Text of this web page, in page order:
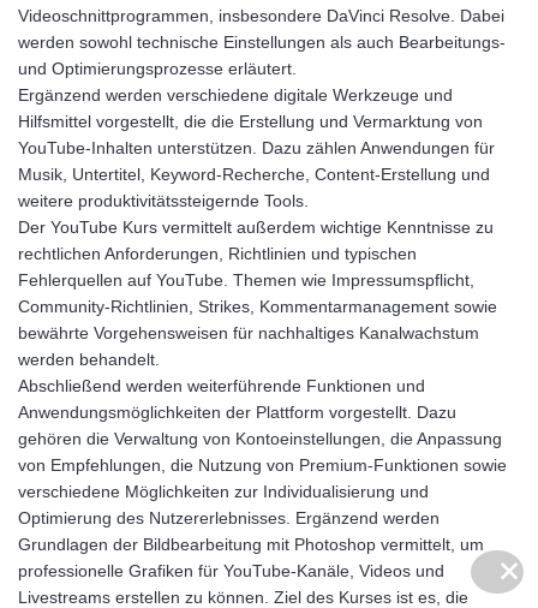
Videoschnittprogrammen, insbesondere DaVinci Resolve. Dabei
werden sowohl technische Einstellungen als auch Bearbeitungs-
und Optimierungsprozesse erläutert.
Ergänzend werden verschiedene digitale Werkzeuge und
Hilfsmittel vorgestellt, die die Erstellung und Vermarktung von
YouTube-Inhalten unterstützen. Dazu zählen Anwendungen für
Musik, Untertitel, Keyword-Recherche, Content-Erstellung und
weitere produktivitätssteigernde Tools.
Der YouTube Kurs vermittelt außerdem wichtige Kenntnisse zu
rechtlichen Anforderungen, Richtlinien und typischen
Fehlerquellen auf YouTube. Themen wie Impressumspflicht,
Community-Richtlinien, Strikes, Kommentarmanagement sowie
bewährte Vorgehensweisen für nachhaltiges Kanalwachstum
werden behandelt.
Abschließend werden weiterführende Funktionen und
Anwendungsmöglichkeiten der Plattform vorgestellt. Dazu
gehören die Verwaltung von Kontoeinstellungen, die Anpassung
von Empfehlungen, die Nutzung von Premium-Funktionen sowie
verschiedene Möglichkeiten zur Individualisierung und
Optimierung des Nutzererlebnisses. Ergänzend werden
Grundlagen der Bildbearbeitung mit Photoshop vermittelt, um
professionelle Grafiken für YouTube-Kanäle, Videos und
Livestreams erstellen zu können. Ziel des Kurses ist es, die
✕
✕